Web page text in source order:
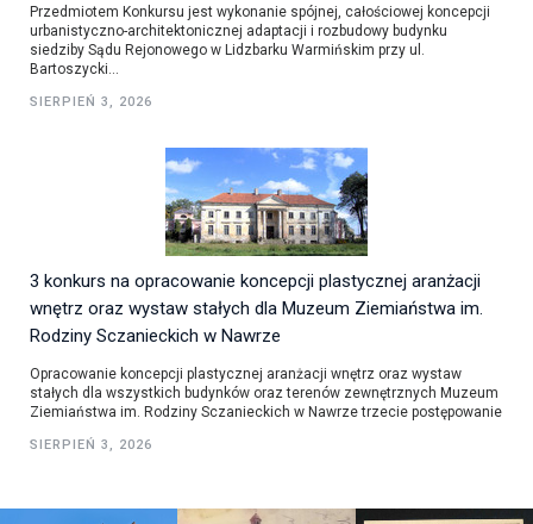
Przedmiotem Konkursu jest wykonanie spójnej, całościowej koncepcji
urbanistyczno-architektonicznej adaptacji i rozbudowy budynku
siedziby Sądu Rejonowego w Lidzbarku Warmińskim przy ul.
Bartoszycki...
SIERPIEŃ 3, 2026
3 konkurs na opracowanie koncepcji plastycznej aranżacji
wnętrz oraz wystaw stałych dla Muzeum Ziemiaństwa im.
Rodziny Sczanieckich w Nawrze
Opracowanie koncepcji plastycznej aranżacji wnętrz oraz wystaw
stałych dla wszystkich budynków oraz terenów zewnętrznych Muzeum
Ziemiaństwa im. Rodziny Sczanieckich w Nawrze trzecie postępowanie
SIERPIEŃ 3, 2026